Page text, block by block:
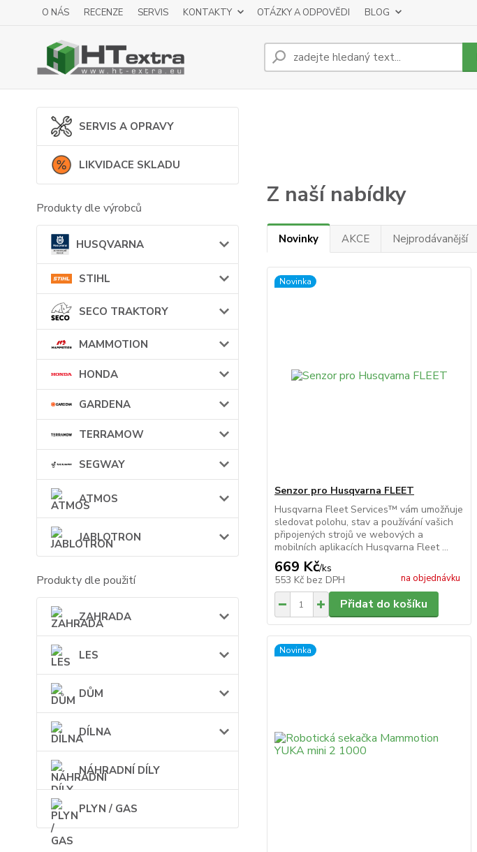
O NÁS RECENZE SERVIS KONTAKTY OTÁZKY A ODPOVĚDI BLOG
SERVIS A OPRAVY
LIKVIDACE SKLADU
Produkty dle výrobců
HUSQVARNA
STIHL
SECO TRAKTORY
MAMMOTION
HONDA
GARDENA
TERRAMOW
SEGWAY
ATMOS
JABLOTRON
Produkty dle použití
ZAHRADA
LES
DŮM
DÍLNA
NÁHRADNÍ DÍLY
PLYN / GAS
Z naší nabídky
Novinky AKCE Nejprodávanější
Novinka
Senzor pro Husqvarna FLEET
Husqvarna Fleet Services™ vám umožňuje
sledovat polohu, stav a používání vašich
připojených strojů ve webových a
mobilních aplikacích Husqvarna Fleet ...
669 Kč/ks
553 Kč bez DPH na objednávku
Přidat do košíku
Novinka